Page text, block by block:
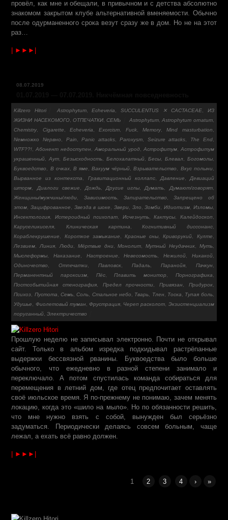
провёл, как мне и обещали, в привычном и с детства абсолютно
знакомом закрытом клубе альтернативной вменяемости. Обычно
после одурманенного срока везут сразу же в дом. Но не на этот
раз…
| ►►►|
08.07.2019
Killzero Hitori Astrophytum,Echeveria ,SUCCULENTUS ✕ CACTACEAE, ИЗ
ЖИЗНИ НАСЕКОМОГО, ОТПЕЧАТКИ,СЕМЬ Astrophytum ,Astrophytum ornatum,
Chemistry
Cigarette ,Echeveria ,Exorcism Fuck, Memory,Mind masturbation
Nемножко Nервно
Pain ,Panic attacks,Paroxysm Seizure attacks The End,
WTF??! ,Абонент недоступен ,Аморальный урод Астрофитум, Астрофитум
украшенный
,Аут Безыс­ходно­сть, Белохалатный ,Бесы Блевал, Богомолы,
Буквоедство
В очках, В яме ,Вакуум чёрный ,Взрывательство Вкус полыни
Вырванное из контекста
Гравитационный коллапс, Давление
Девиаций
шторм
Диалоги свежие Дождь­, Другие иглы Думать Думают/говорят,
Женщины/мужчины/люди
Зависимость, Запирательство ,Запрещено об
этом ,Зацифрованное Звезда в шоке Звери Зло ,Зомби Идиотизм, Изломы,
Инсектология
Истероидный психопат Исчезнуть,Кактусы Калейдоскоп
Каруселикиселя
Клиническая картина ,Когнитивный диссонанс,
Кораблекрушение
Короткое замыкание ,Красные сны ,Криворукий Култе
Лезвием
Линия Люди Мёртвые дни ,Монолит ,Мутный Неудачник, Муть,
Мыслеформы ,Наказание Настроение ,Невесомость Нежилой Никакой
Одиночество
,Отпечатки ,Павловск Падаль, Паранойя, Пачкун
Перманентный пароксизм
Пёс,Плавить монитор Порнографика
Постсобытийная стенография
Предел прочности Привязан Придурок,
Психоз
Пустота ,Семь ,Соль Стальное небо Тварь Тлен Тоска Тупая боль,
Удушье
Фиолетовый туман ,Фрустрация Череп расколот
Экзистенциализм
поруганный
,Электричество
Прошлую неделю не записывал электронно. Почти не открывал
сайт. Только в альбом изредка подкидывал растрёпанные
выдержки бессвязной рванины. Буквоедства было больше
обычного, что ежедневно в разной степени занимало и
переключало. А потом спустилась команда собираться для
перемещения в летний дом, где отец предпочитает оставлять
своё июльское время. Я по-прежнему не понимаю, зачем менять
локацию, когда это «шило на мыло». Но по обязанности решить,
что мне нужно взять с собой, вынужден был серьёзно
задуматься. Периодически делаясь совсем больным, чаще
лежал, а ехать всё равно должен.
| ►►►|
1 2 3 4 › »